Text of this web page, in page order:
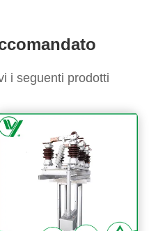
i seguenti prodotti